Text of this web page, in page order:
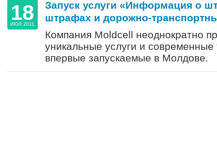
18
ИЮЛ 2011
Запуск услуги «Информация о
штрафах и дорожно-
Компания Moldcell неоднократно
уникальные услуги и современные
впервые запускаемые в Молдове.